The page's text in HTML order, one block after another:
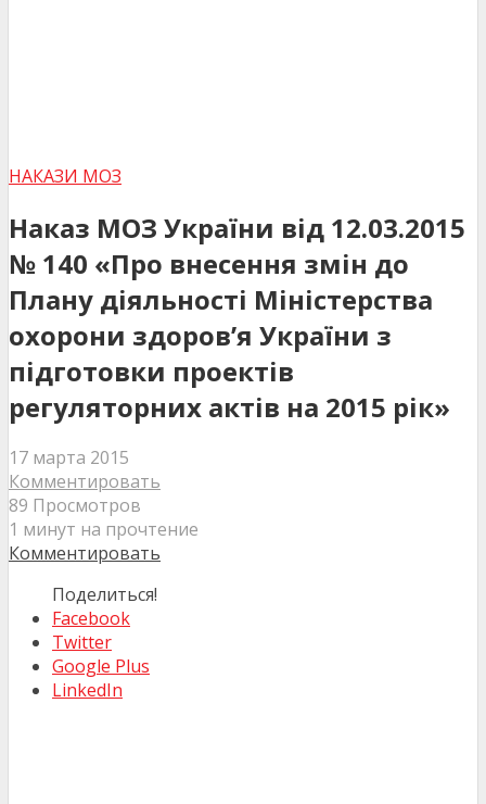
НАКАЗИ МОЗ
Наказ МОЗ України від 12.03.2015
№ 140 «Про внесення змін до
Плану діяльності Міністерства
охорони здоров’я України з
підготовки проектів
регуляторних актів на 2015 рік»
17 марта 2015
Комментировать
89 Просмотров
1 минут на прочтение
Комментировать
Поделиться!
Facebook
Twitter
Google Plus
LinkedIn